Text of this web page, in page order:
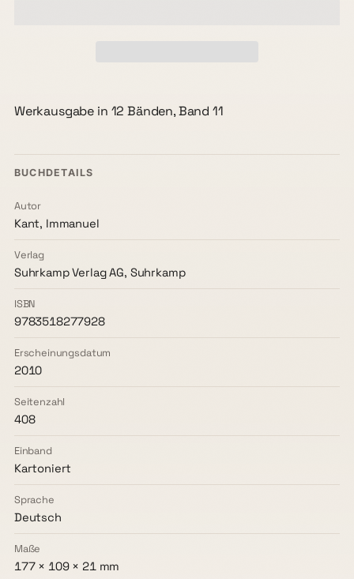
Werkausgabe in 12 Bänden, Band 11
BUCHDETAILS
Autor
Kant, Immanuel
Verlag
Suhrkamp Verlag AG, Suhrkamp
ISBN
9783518277928
Erscheinungsdatum
2010
Seitenzahl
408
Einband
Kartoniert
Sprache
Deutsch
Maße
177 × 109 × 21 mm